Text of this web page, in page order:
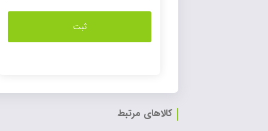
کالاهای مرتبط